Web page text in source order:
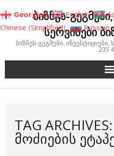
to
content
ბიზნეს-
სერვისები
ბიზნეს-გეგმები,
235
TAG
ᲛᲝᲫᲘᲔᲑᲘᲡ
Georgian English
Chinese (Simplified)
Russian